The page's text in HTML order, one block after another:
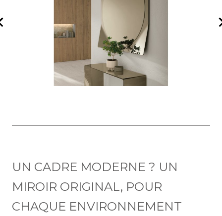
UN CADRE MODERNE ? UN
MIROIR ORIGINAL, POUR
CHAQUE ENVIRONNEMENT